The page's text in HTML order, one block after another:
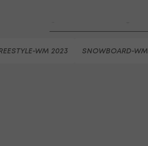
WM 2023 SNOWBOARD-WM